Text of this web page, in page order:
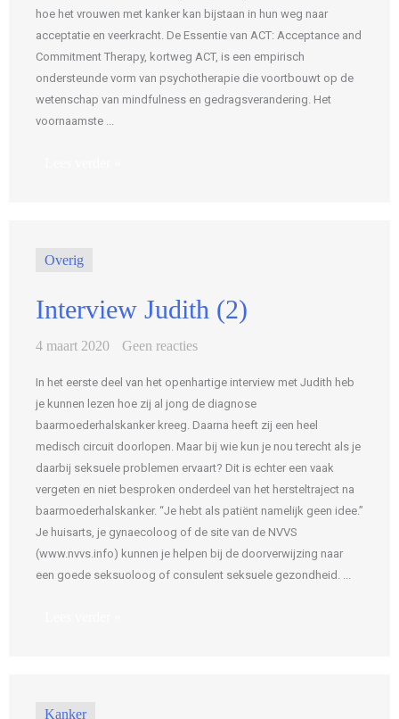
hoe het vrouwen met kanker kan bijstaan in hun weg naar
acceptatie en veerkracht. De Essentie van ACT: Acceptance and
Commitment Therapy, kortweg ACT, is een empirisch
ondersteunde vorm van psychotherapie die voortbouwt op de
wetenschap van mindfulness en gedragsverandering. Het
voornaamste ...
Overig
Interview Judith (2)
4 maart 2020 Geen reacties
In het eerste deel van het openhartige interview met Judith heb
je kunnen lezen hoe zij al jong de diagnose
baarmoederhalskanker kreeg. Daarna heeft zij een heel
medisch circuit doorlopen. Maar bij wie kun je nou terecht als je
daarbij seksuele problemen ervaart? Dit is echter een vaak
vergeten en niet besproken onderdeel van het hersteltraject na
baarmoederhalskanker. “Je hebt als patiënt namelijk geen idee.”
Je huisarts, je gynaecoloog of de site van de NVVS
(www.nvvs.info) kunnen je helpen bij de doorverwijzing naar
een goede seksuoloog of consulent seksuele gezondheid. ...
Kanker